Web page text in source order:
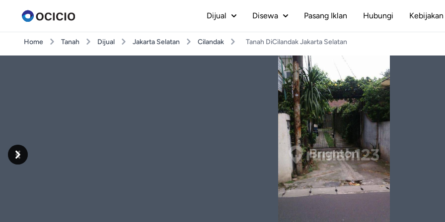
Dijual Disewa Pasang Iklan Hubungi
Home Tanah Dijual Jakarta Selatan Cilandak Tanah DiCilandak Jakarta Selatan
Previous
Next